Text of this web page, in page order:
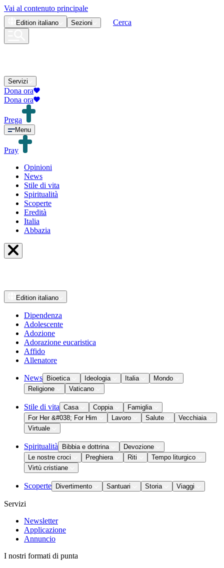
Vai al contenuto principale
Edition italiano Sezioni Cerca
Servizi
Dona ora
Dona ora
Prega
Menu
Pray
Opinioni
News
Stile di vita
Spiritualità
Scoperte
Eredità
Italia
Abbazia
Edition italiano
Dipendenza
Adolescente
Adozione
Adorazione eucaristica
Affido
Allenatore
News Bioetica Ideologia Italia
Mondo
Religione
Vaticano
Stile di vita Casa Coppia
Famiglia
For Her &#038; For Him
Lavoro Salute
Vecchiaia
Virtuale
Spiritualità Bibbia e dottrina
Devozione
Le nostre croci
Preghiera Riti
Tempo liturgico
Virtù cristiane
Scoperte Divertimento Santuari Storia Viaggi
Servizi
Newsletter
Applicazione
Annuncio
I nostri formati di punta